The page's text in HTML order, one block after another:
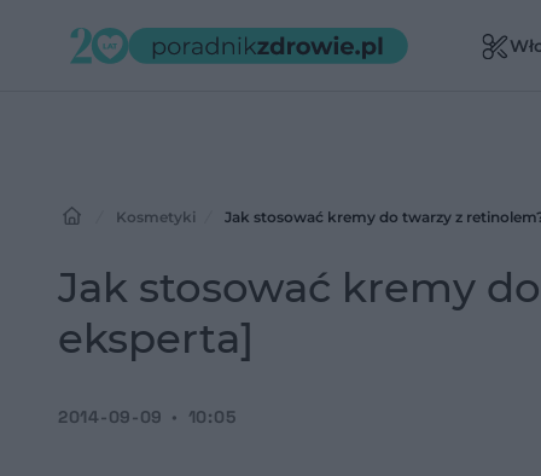
Kosmetyki Jak stosować kremy do twarzy z
Jak stosować kremy
eksperta]
2014-09-09 10:05